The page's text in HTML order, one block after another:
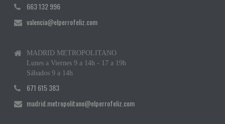
663 132 996
valencia@elperrofeliz.com
MADRID METROPOLITANO
Lunes a Viernes 9 a 14h - 17 a 19h
Sábados 9 a 14h
671 615 383
madrid.metropolitano@elperrofeliz.com